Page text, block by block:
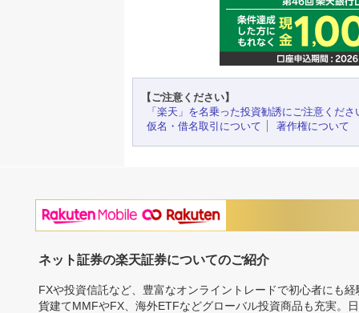
【ご注意ください】
「楽天」を名乗った投資勧誘にご注意くださ
仮名・借名取引について
著作権について
ネット証券の楽天証券についてのご紹介
FXや投資信託など、豊富なオンライントレードで初心者にも
貨建てMMFやFX、海外ETFなどグローバル投資商品も充実。